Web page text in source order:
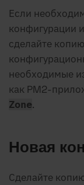
Если
конфигурации
сделайте
необходимые
как PM2-
Zone.
Новая
Сделайте